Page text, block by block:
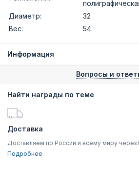
Диаметр:
32
Вес:
54
Информация
Вопросы и
Найти награды по теме
Доставка
Доставляем по России и всему миру через
Подробнее